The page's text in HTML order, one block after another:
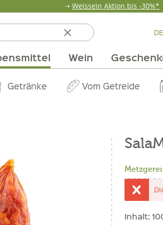
➝Weissein Aktion bis -30%*
DE
Wein
Erdbeerzeit Wandern
Getränke Vom Getreide
Anlass Weinpakete
Verpackungen
& Öle Team Unsere Märkte
Inhalt: